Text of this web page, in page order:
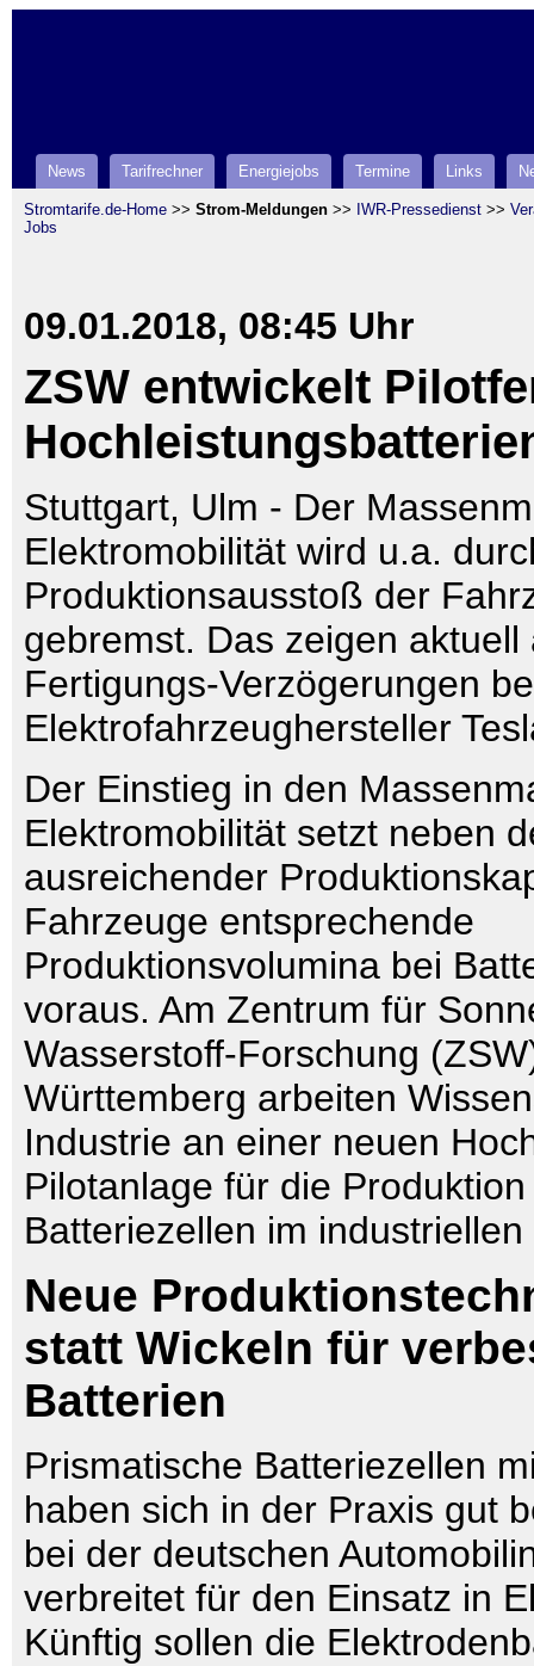
News Tarifrechner Energiejobs Termine Links
Stromtarife.de-Home >> Strom-Meldungen >> IWR-Pressedienst >>
Jobs
09.01.2018, 08:45 Uhr
ZSW entwickelt
Stuttgart, Ulm - Der
Elektromobilität wird u.a.
Produktionsausstoß der
gebremst. Das zeigen aktuell
Fertigungs-Verzögerungen
Elektrofahrzeughersteller
Der Einstieg in den
Elektromobilität setzt neben
ausreichender
Fahrzeuge entsprechende
Produktionsvolumina bei
voraus. Am Zentrum für
Wasserstoff-Forschung
Württemberg arbeiten
Industrie an einer neuen
Pilotanlage für die
Batteriezellen im
Neue
statt Wickeln für
Batterien
Prismatische Batteriezellen
haben sich in der Praxis gut
bei der deutschen
verbreitet für den Einsatz in
Künftig sollen die